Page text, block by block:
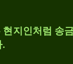
지인처럼 송
.